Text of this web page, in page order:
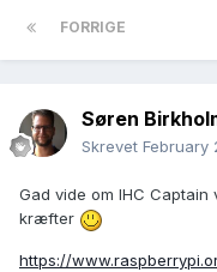
FORRIGE
Søren
Skrevet February
Gad vide om IHC
kræfter
https://